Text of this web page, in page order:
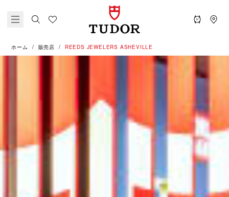
ホーム 販売店 ‭REEDS JEWELERS ASHEVILLE‬